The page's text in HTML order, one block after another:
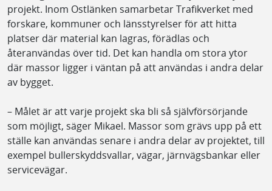
projekt. Inom Ostlänken samarbetar Trafikverket med
forskare, kommuner och länsstyrelser för att hitta
platser där material kan lagras, förädlas och
återanvändas över tid. Det kan handla om stora ytor
där massor ligger i väntan på att användas i andra delar
av bygget.
– Målet är att varje projekt ska bli så självförsörjande
som möjligt, säger Mikael. Massor som grävs upp på ett
ställe kan användas senare i andra delar av projektet, till
exempel bullerskyddsvallar, vägar, järnvägsbankar eller
servicevägar.